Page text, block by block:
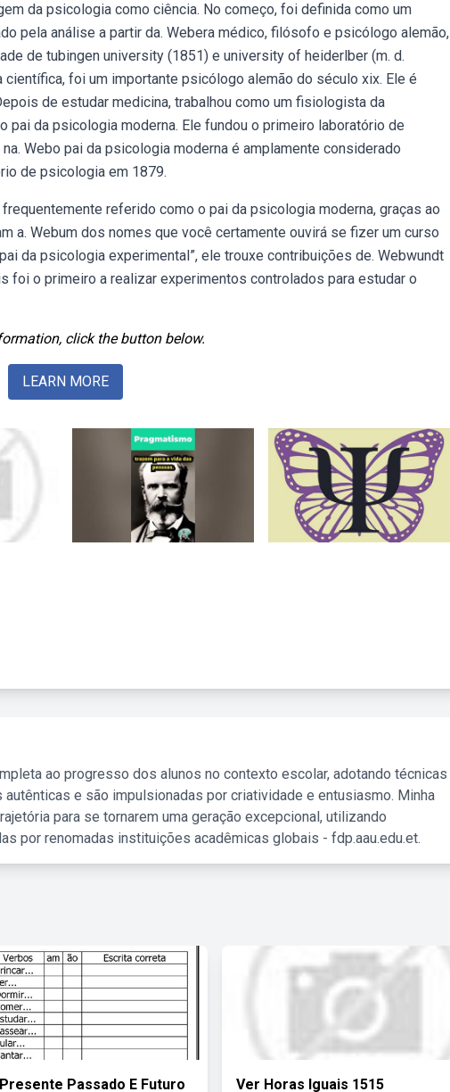
da psicologia como ciência. No começo, foi definida como um
pela análise a partir da. Webera médico, filósofo e psicólogo alemão,
de tubingen university (1851) e university of heiderlber (m. d.
foi um importante psicólogo alemão do século xix. Ele é
de estudar medicina, trabalhou como um fisiologista da
da psicologia moderna. Ele fundou o primeiro laboratório de
Webo pai da psicologia moderna é amplamente considerado
de psicologia em 1879.
referido como o pai da psicologia moderna, graças ao
a. Webum dos nomes que você certamente ouvirá se fizer um curso
da psicologia experimental”, ele trouxe contribuições de. Webwundt
foi o primeiro a realizar experimentos controlados para estudar o
click the button below.
LEARN MORE
ao progresso dos alunos no contexto escolar, adotando técnicas
e são impulsionadas por criatividade e entusiasmo. Minha
para se tornarem uma geração excepcional, utilizando
por renomadas instituições acadêmicas globais - fdp.aau.edu.et.
Passado E Futuro Ver Horas Iguais 1515